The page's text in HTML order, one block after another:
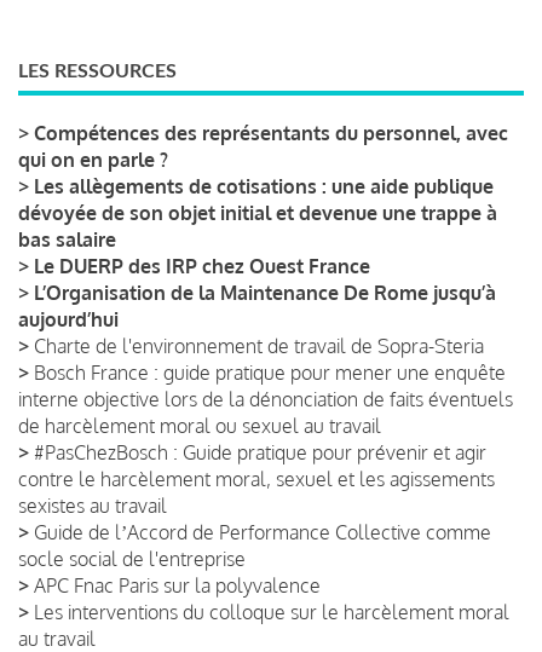
LES RESSOURCES
> Compétences des représentants du personnel, avec
qui on en parle ?
> Les allègements de cotisations : une aide publique
dévoyée de son objet initial et devenue une trappe à
bas salaire
> Le DUERP des IRP chez Ouest France
> L’Organisation de la Maintenance De Rome jusqu’à
aujourd’hui
> Charte de l'environnement de travail de Sopra-Steria
> Bosch France : guide pratique pour mener une enquête
interne objective lors de la dénonciation de faits éventuels
de harcèlement moral ou sexuel au travail
> #PasChezBosch : Guide pratique pour prévenir et agir
contre le harcèlement moral, sexuel et les agissements
sexistes au travail
> Guide de lʼAccord de Performance Collective comme
socle social de l'entreprise
> APC Fnac Paris sur la polyvalence
> Les interventions du colloque sur le harcèlement moral
au travail